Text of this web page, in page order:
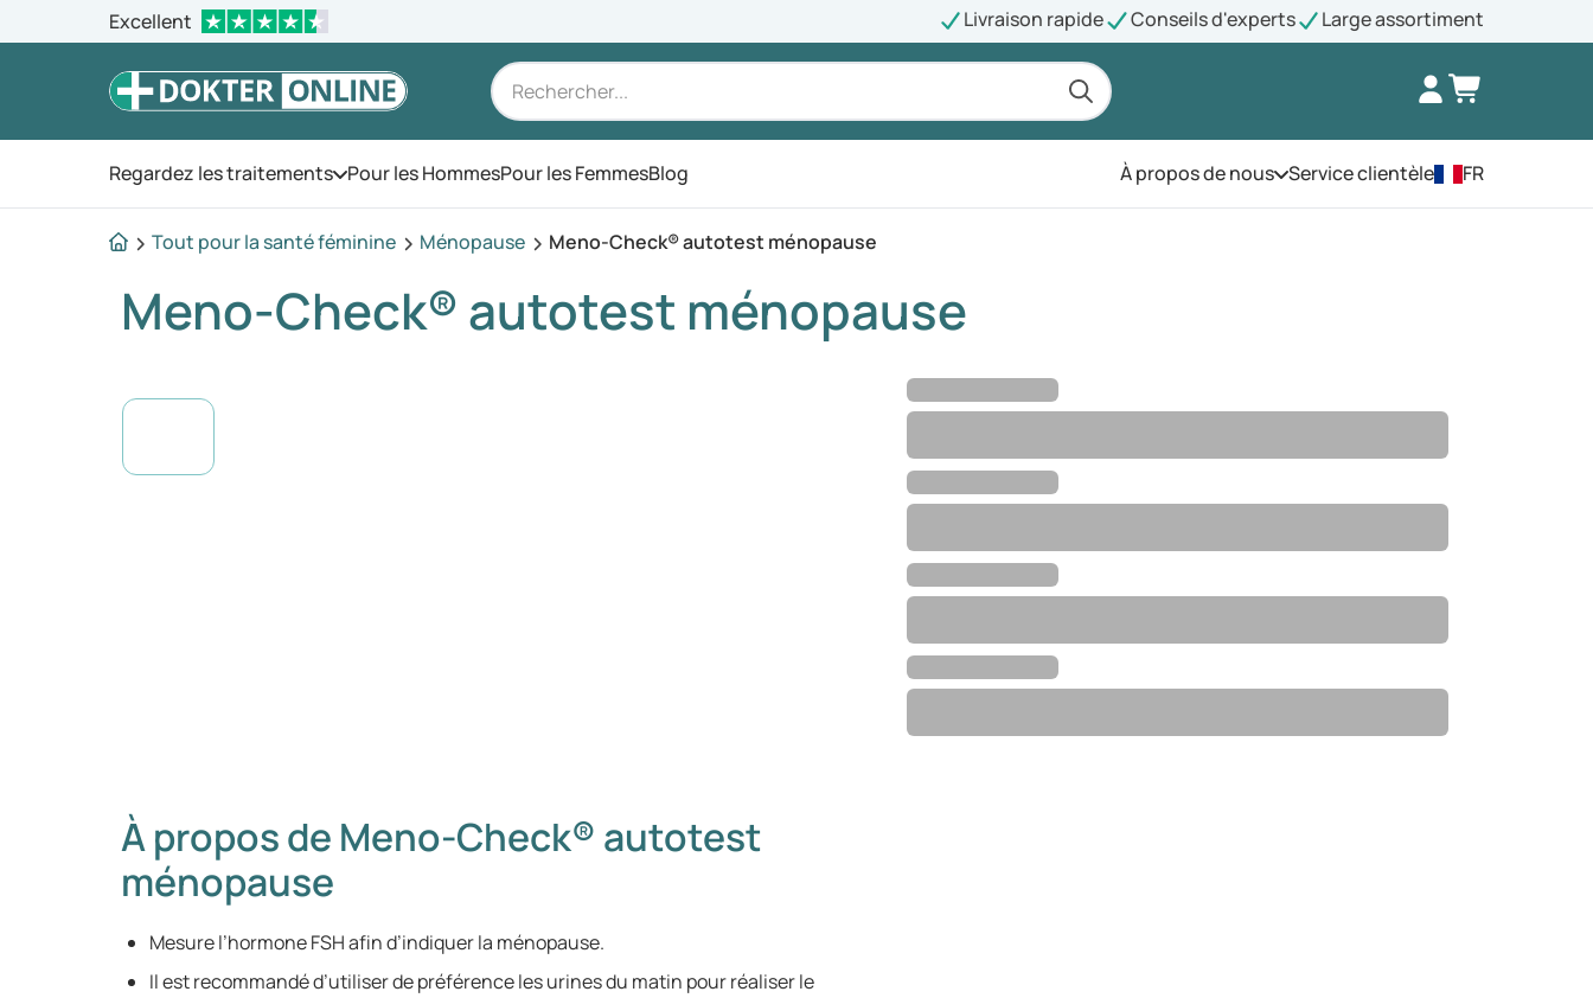
Excellent Livraison rapide Conseils d'experts Large assortiment
Regardez les traitementsOuvrez le menu
Pour les HommesPour les FemmesBlog À propos de nousOuvrez le menu
Service clientèle FR
Tout pour la santé féminine Ménopause Meno-Check® autotest ménopause
Meno-Check® autotest ménopause
À propos de Meno-Check® autotest
ménopause
Mesure l’hormone FSH afin d’indiquer la ménopause.
Il est recommandé d’utiliser de préférence les urines du matin pour réaliser le